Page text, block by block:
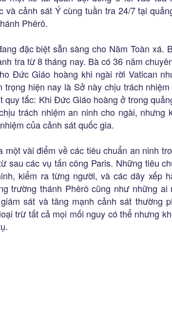
cảnh sát Ý cùng tuần tra 24/7 tại
Phêrô.
đặc biệt sẵn sàng cho Năm Toàn xá.
tra từ 8 tháng nay. Bà có 36 năm
Đức Giáo hoàng khi ngài rời Vatican
hiện nay là Sở này chịu trách
quy tắc: Khi Đức Giáo hoàng ở trong
trách nhiệm an ninh cho ngài, nhưng
của cảnh sát quốc gia.
vài điểm về các tiêu chuẩn an ninh
sau các vụ tấn công Paris. Những tiêu
kiểm ra từng người, và các dãy xếp
trường thánh Phêrô cũng như những ai
sát và tăng mạnh cảnh sát thường
trừ tất cả mọi mối nguy có thể nhưng